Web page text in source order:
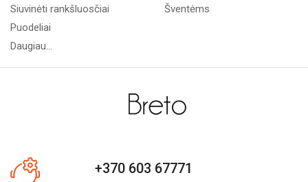
Siuvinėti rankšluosčiai
Puodeliai
Daugiau...
Šventėms
+370 603 67771